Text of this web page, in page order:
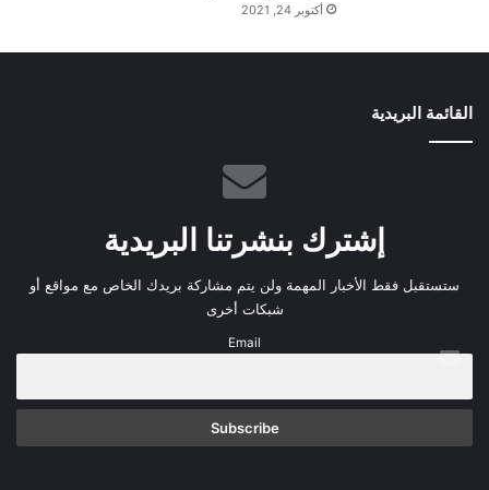
ي
م
أكتوبر 24, 2021
القائمة البريدية
إشترك بنشرتنا البريدية
ستستقبل فقط الأخبار المهمة ولن يتم مشاركة بريدك الخاص مع مواقع أو
شبكات أخرى
Email